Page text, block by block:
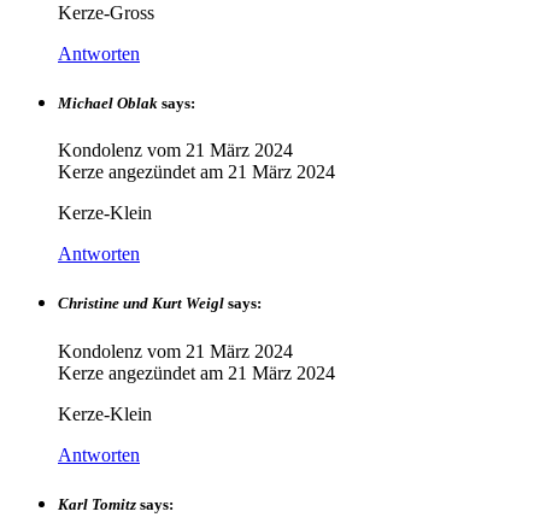
Kerze-Gross
Antworten
Michael Oblak says:
Kondolenz vom 21 März 2024
Kerze angezündet am 21 März 2024
Kerze-Klein
Antworten
Christine und Kurt Weigl says:
Kondolenz vom 21 März 2024
Kerze angezündet am 21 März 2024
Kerze-Klein
Antworten
Karl Tomitz says: